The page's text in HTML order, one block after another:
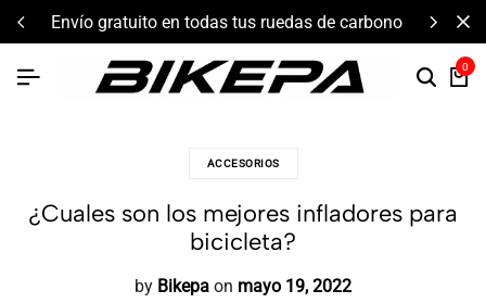
componentes de alto rendimiento y bikepacking
0
ACCESORIOS
¿Cuales son los mejores infladores para
bicicleta?
by Bikepa on mayo 19, 2022